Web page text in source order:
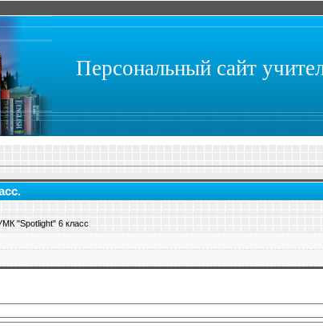
Персональный сайт
"Spotlight" 6 класс